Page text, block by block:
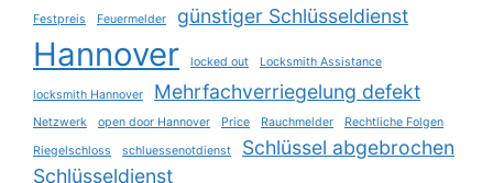
Festpreis Feuermelder günstiger Schlüsseldienst
Hannover locked out Locksmith Assistance
locksmith Hannover Mehrfachverriegelung defekt
Netzwerk open door Hannover Price Rauchmelder
Rechtliche Folgen
Riegelschloss
schluessenotdienst
Schlüssel abgebrochen
Schlüsseldienst